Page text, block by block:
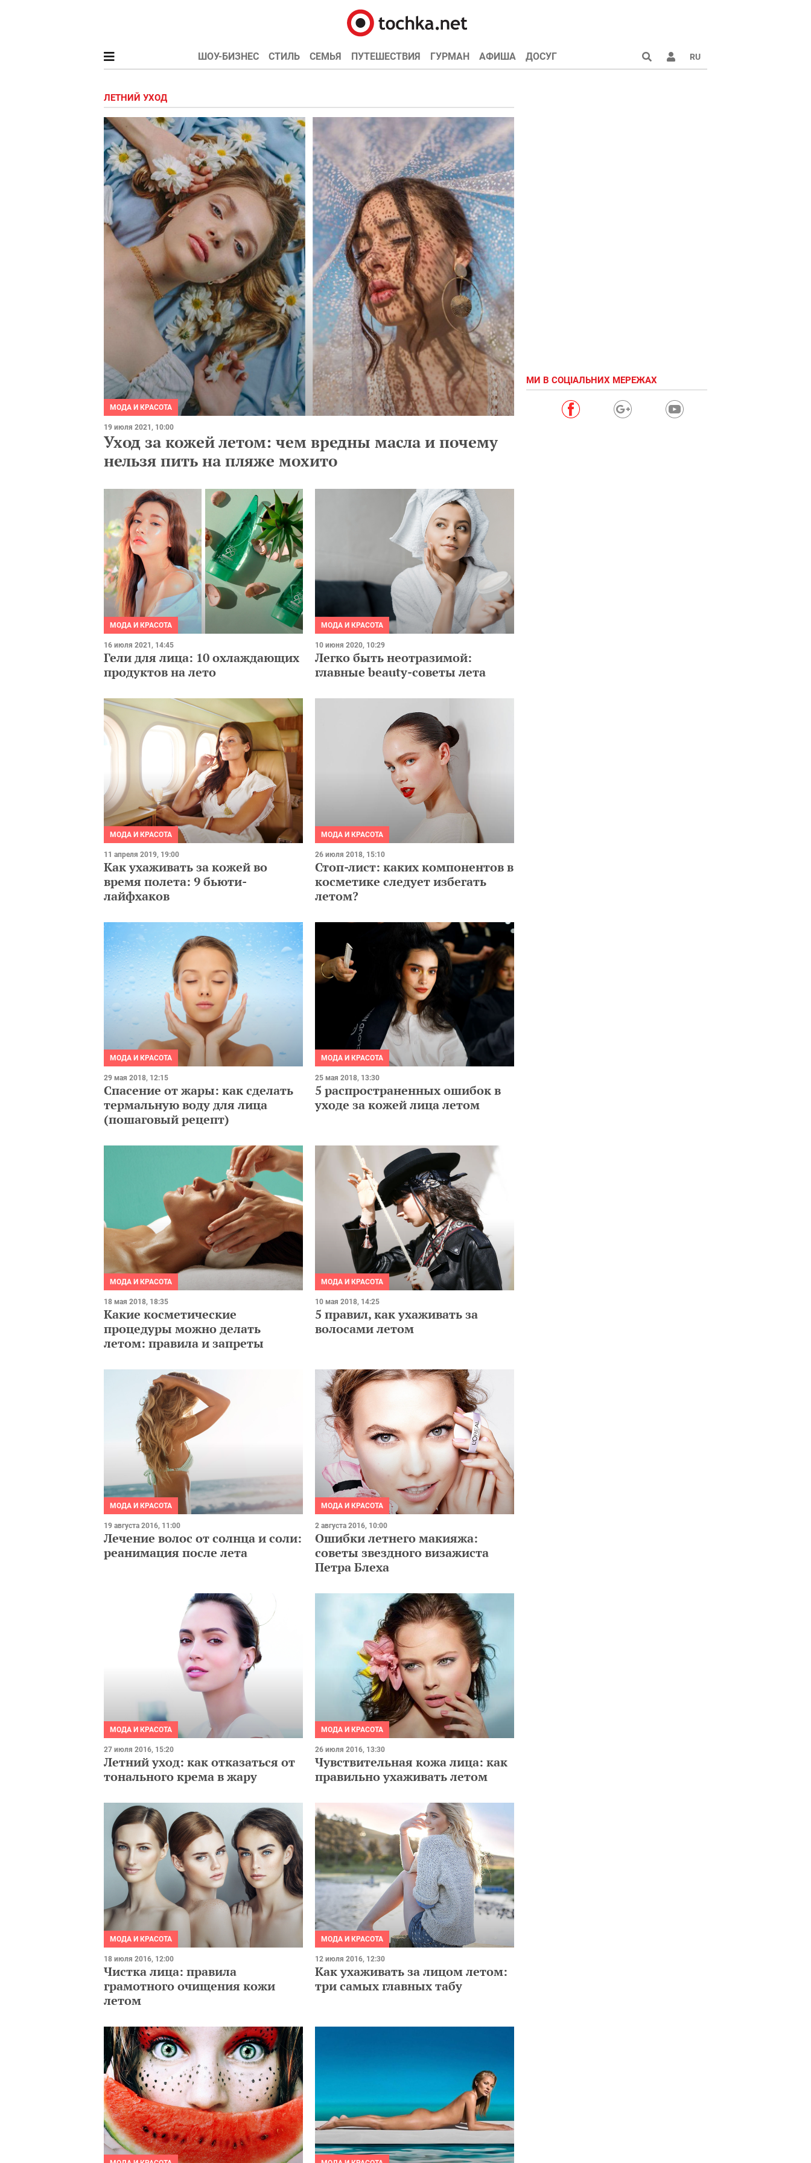
ШОУ-БИЗНЕС СТИЛЬ СЕМЬЯ ПУТЕШЕСТВИЯ ГУРМАН АФИША ДОСУГ RU
ЛЕТНИЙ УХОД
МОДА И КРАСОТА
19 июля 2021, 10:00
Уход за кожей летом: чем вредны масла и почему
нельзя пить на пляже мохито
МОДА И КРАСОТА
16 июля 2021, 14:45
Гели для лица: 10 охлаждающих
продуктов на лето
МОДА И КРАСОТА
10 июня 2020, 10:29
Легко быть неотразимой:
главные beauty-советы лета
МОДА И КРАСОТА
11 апреля 2019, 19:00
Как ухаживать за кожей во
время полета: 9 бьюти-
лайфхаков
МОДА И КРАСОТА
26 июля 2018, 15:10
Стоп-лист: каких компонентов в
косметике следует избегать
летом?
МОДА И КРАСОТА
29 мая 2018, 12:15
Спасение от жары: как сделать
термальную воду для лица
(пошаговый рецепт)
МОДА И КРАСОТА
25 мая 2018, 13:30
5 распространенных ошибок в
уходе за кожей лица летом
МОДА И КРАСОТА
18 мая 2018, 18:35
Какие косметические
процедуры можно делать
летом: правила и запреты
МОДА И КРАСОТА
10 мая 2018, 14:25
5 правил, как ухаживать за
волосами летом
МОДА И КРАСОТА
19 августа 2016, 11:00
Лечение волос от солнца и соли:
реанимация после лета
МОДА И КРАСОТА
2 августа 2016, 10:00
Ошибки летнего макияжа:
советы звездного визажиста
Петра Блеха
МОДА И КРАСОТА
27 июля 2016, 15:20
Летний уход: как отказаться от
тонального крема в жару
МОДА И КРАСОТА
26 июля 2016, 13:30
Чувствительная кожа лица: как
правильно ухаживать летом
МОДА И КРАСОТА
18 июля 2016, 12:00
Чистка лица: правила
грамотного очищения кожи
летом
МОДА И КРАСОТА
12 июля 2016, 12:30
Как ухаживать за лицом летом:
три самых главных табу
МИ В СОЦІАЛЬНИХ МЕРЕЖАХ